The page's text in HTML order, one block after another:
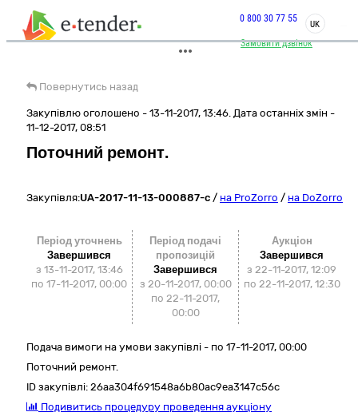
Замовити дзвінок
0 800 30 77 55
UK
Повернутись назад
Закупівлю оголошено - 13-11-2017, 13:46. Дата останніх змін -
11-12-2017, 08:51
Поточний ремонт.
Закупівля:UA-2017-11-13-000887-c / на ProZorro / на DoZorro
Період уточнень
Завершився
з 13-11-2017, 13:46
по 17-11-2017, 00:00
Період подачі
пропозицій
Завершився
з 20-11-2017, 00:00
по 22-11-2017,
00:00
Аукціон
Завершився
з 22-11-2017, 12:09
по 22-11-2017, 12:30
Подача вимоги на умови закупівлі - по 17-11-2017, 00:00
Поточний ремонт.
ID закупівлі: 26aa304f691548a6b80ac9ea3147c56c
Подивитись процедуру проведення аукціону